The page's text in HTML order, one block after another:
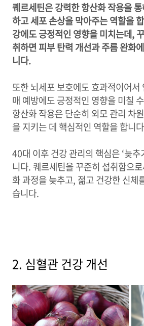
퀘르세틴은 강력한 항산화 작용을
하고 세포 손상을 막아주는 역할을
강에도 긍정적인 영향을 미치는데,
취하면 피부 탄력 개선과 주름 완화
니다.
또한 뇌세포 보호에도 효과적이어서
매 예방에도 긍정적인 영향을 미칠
항산화 작용은 단순히 외모 관리 차
을 지키는 데 핵심적인 역할을 합니
40대 이후 건강 관리의 핵심은 ‘늦추
니다. 퀘르세틴을 꾸준히 섭취함으
화 과정을 늦추고, 젊고 건강한 신체
습니다.
2. 심혈관 건강 개선